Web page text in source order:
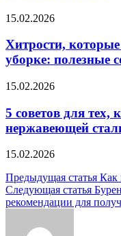
15.02.2026
Хитрости,
уборке: полезные
15.02.2026
5 советов для тех,
нержавеющей
15.02.2026
Навигация
по
Предыдущая статья Как
Следующая статья
рекомендации для